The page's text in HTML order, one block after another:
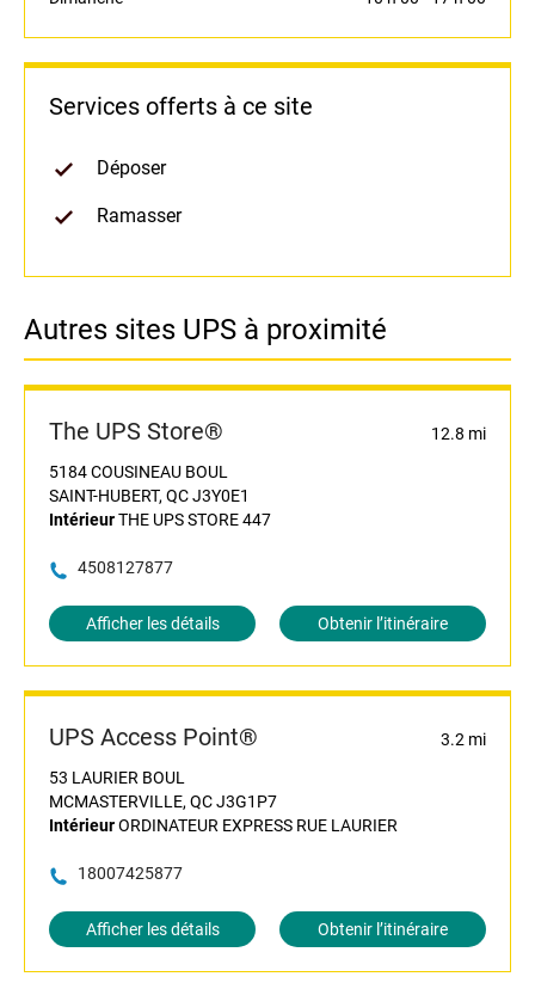
Services offerts à ce site
Déposer
Ramasser
Autres sites UPS à proximité
The UPS Store®
12.8 mi
5184 COUSINEAU BOUL
SAINT-HUBERT, QC J3Y0E1
IntérieurTHE UPS STORE 447
4508127877
Afficher les détails Obtenir l’itinéraire
UPS Access Point®
3.2 mi
53 LAURIER BOUL
MCMASTERVILLE, QC J3G1P7
IntérieurORDINATEUR EXPRESS RUE LAURIER
18007425877
Afficher les détails Obtenir l’itinéraire